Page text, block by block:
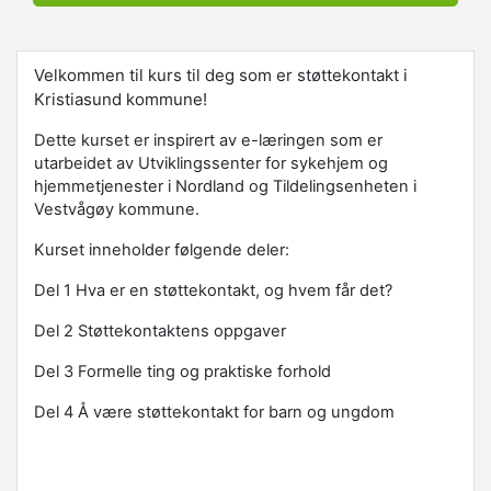
Velkommen til kurs til deg som er støttekontakt i
Kristiasund kommune!
Dette kurset er inspirert av e-læringen som er
utarbeidet av Utviklingssenter for sykehjem og
hjemmetjenester i Nordland og Tildelingsenheten i
Vestvågøy kommune.
Kurset inneholder følgende deler:
Del 1 Hva er en støttekontakt, og hvem får det?
Del 2 Støttekontaktens oppgaver
Del 3 Formelle ting og praktiske forhold
Del 4 Å være støttekontakt for barn og ungdom